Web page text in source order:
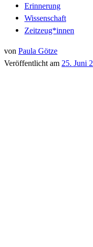
Erinnerung
Wissenschaft
Zeitzeug*innen
von Paula Götze
Veröffentlicht am 25. Juni